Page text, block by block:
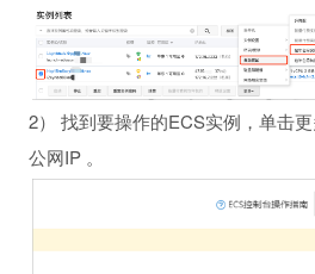
2） 找到要操作的ECS实例，单击
公网IP 。